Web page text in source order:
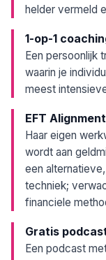
helder vermeld
1-op-1
Een persoonlijk
waarin je
meest
EFT
Haar eigen
wordt aan
een
techniek;
financiele
Gratis
Een podcast